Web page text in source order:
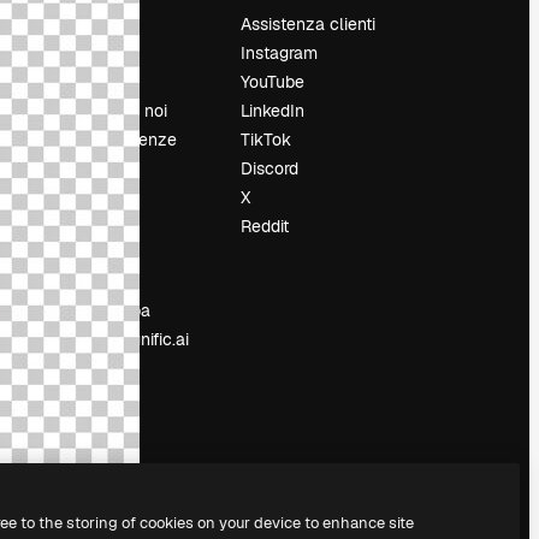
Prezzi
Chi siamo
Recensioni
Lavora con noi
Cerca tendenze
Blog
Eventi
Slidesgo
Vendi i tuoi
contenuti
Sala stampa
Cerchi magnific.ai
Assistenza clienti
Instagram
YouTube
LinkedIn
TikTok
Discord
X
Reddit
to the storing of cookies on your device to enhance site